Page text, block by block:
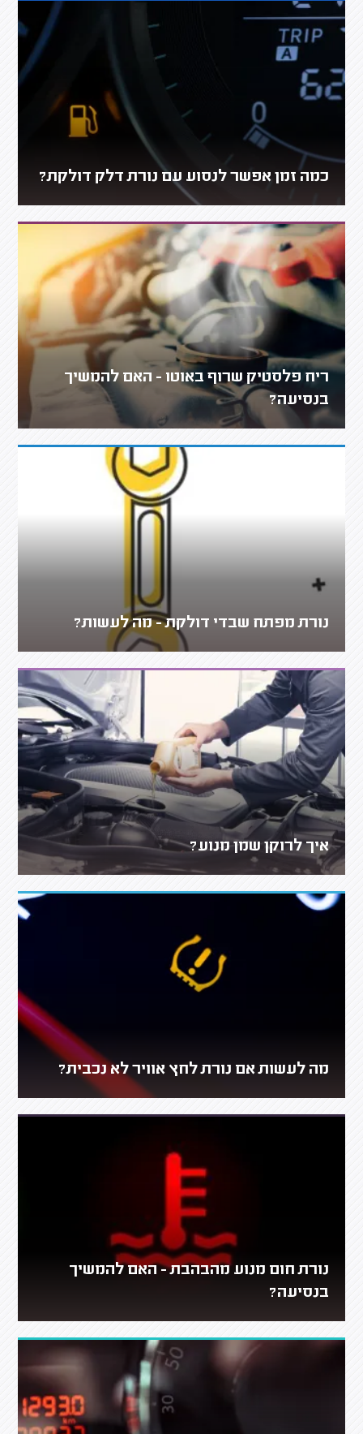
כמה זמן אפשר לנסוע עם נורת דלק דולקת?
ריח פלסטיק שרוף באוטו - האם להמשיך
בנסיעה?
נורת מפתח שבדי דולקת - מה לעשות?
איך לרוקן שמן מנוע?
מה לעשות אם נורת לחץ אוויר לא נכבית?
נורת חום מנוע מהבהבת - האם להמשיך
בנסיעה?